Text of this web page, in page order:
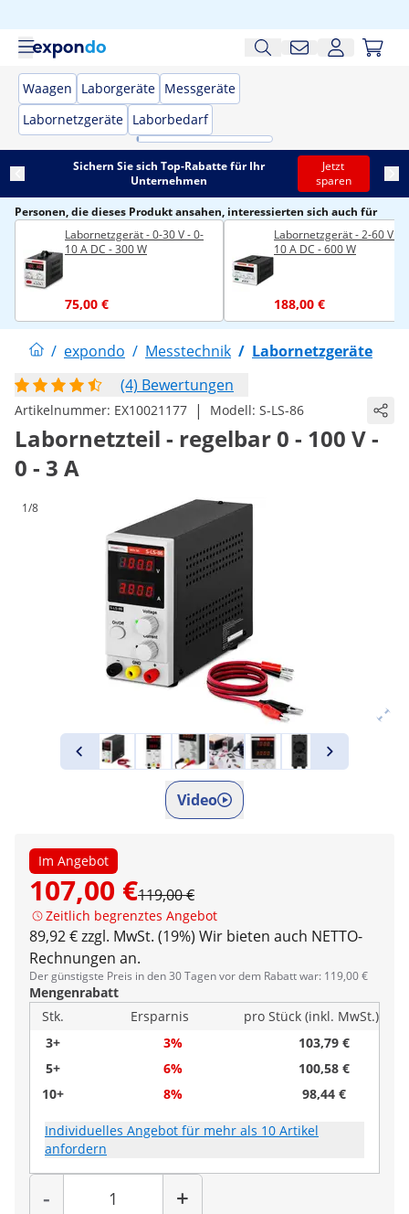
Waagen Laborgeräte Messgeräte
Labornetzgeräte Laborbedarf
Sichern Sie sich Top-Rabatte für Ihr
Unternehmen
Jetzt
sparen
Personen, die dieses Produkt ansahen, interessierten sich auch für
Labornetzgerät - 0-30 V - 0-
10 A DC - 300 W
75,00 €
Labornetzgerät - 2-60 V -
10 A DC - 600 W
188,00 €
/ expondo / Messtechnik / Labornetzgeräte
(4) Bewertungen
Artikelnummer: EX10021177 | Modell: S-LS-86
Labornetzteil - regelbar 0 - 100 V -
0 - 3 A
1/8
Video
Im Angebot
107,00 €119,00 €
Zeitlich begrenztes Angebot
89,92 € zzgl. MwSt. (19%) Wir bieten auch NETTO-
Rechnungen an.
Der günstigste Preis in den 30 Tagen vor dem Rabatt war: 119,00 €
Mengenrabatt
Stk.
Ersparnis
pro Stück (inkl. MwSt.)
3+
3%
103,79 €
5+
6%
100,58 €
10+
8% 98,44 €
Individuelles Angebot für mehr als 10 Artikel
anfordern
-
Menge
+